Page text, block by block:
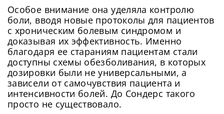
Особое внимание она уделяла контролю
боли, вводя новые протоколы для пациентов
с хроническим болевым синдромом и
доказывая их эффективность. Именно
благодаря ее стараниям пациентам стали
доступны схемы обезболивания, в которых
дозировки были не универсальными, а
зависели от самочувствия пациента и
интенсивности болей. До Сондерс такого
просто не существовало.